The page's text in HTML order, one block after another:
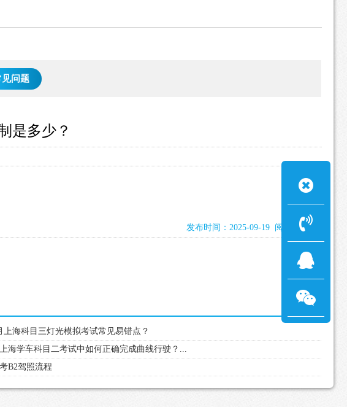
见问题
是多少？
发布时间：2025-09-19 阅读：930次
上海科目三灯光模拟考试常见易错点？
海学车科目二考试中如何正确完成曲线行驶？...
B2驾照流程